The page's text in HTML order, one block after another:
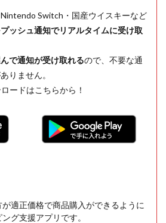
Switch・国産ウイスキーなど
ッシュ通知でリアルタイムに受け取
で通知が受け取れるので、不要な通
りません。
ードはこちらから！
適正価格で商品購入ができるように
グ支援アプリです。